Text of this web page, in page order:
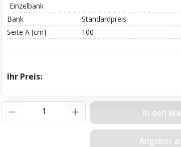
Einzelbank
Bank
Standardpreis
Seite A [cm]
100
Ihr Preis:
Produkt Anzahl: Gib den In den
Angebot